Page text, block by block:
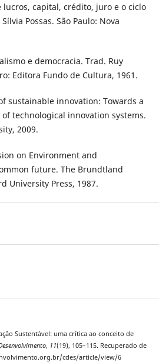
lucros, capital, crédito, juro e o ciclo
Possas. São Paulo: Nova
e democracia. Trad. Ruy
Editora Fundo de Cultura, 1961.
sustainable innovation: Towards a
technological innovation systems.
2009.
on Environment and
future. The Brundtland
University Press, 1987.
Sustentável: uma crítica ao conceito de
, 11(19), 105–115. Recuperado de
cdes/article/view/6